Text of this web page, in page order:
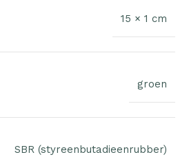
15 × 1 cm
groen
SBR (styreenbutadieenrubber)